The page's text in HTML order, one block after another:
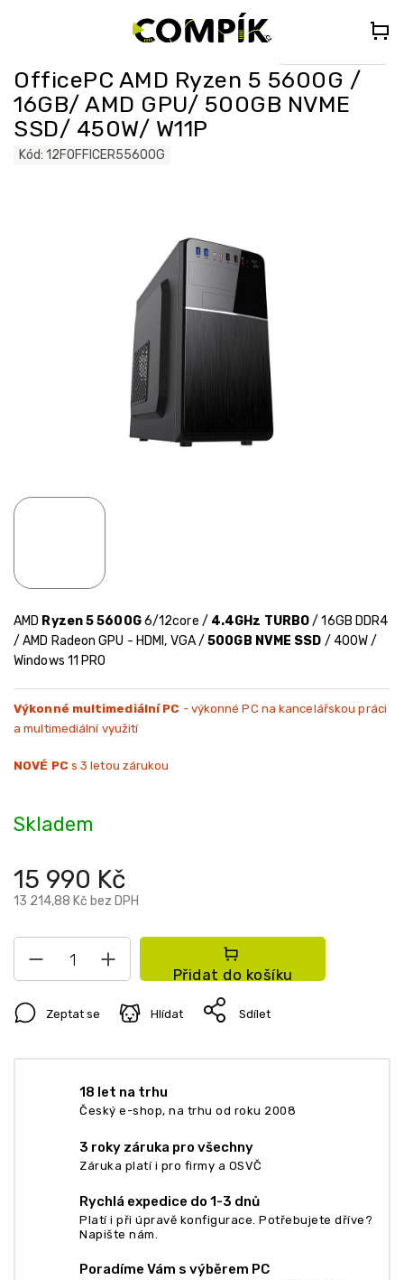
– Vyberte si Kingdom Come:
Deliverance II nebo Forza Horizon 5 (do poznámky uveďte „KCDII“
nebo „FORZA5“)
OfficePC AMD Ryzen 5 5600G /
16GB/ AMD GPU/ 500GB NVME
SSD/ 450W/ W11P
Kód: 12FOFFICER55600G
15 990 Kč
13 214,88 Kč bez DPH
Skladem
Přidat do košíku
AMD Ryzen 5 5600G6/12core / 4.4GHz TURBO/ 16GB DDR4
/ AMD Radeon GPU - HDMI, VGA /500GB NVME SSD / 400W /
Windows 11 PRO
Výkonné multimediální PC - výkonné PC na kancelářskou práci
a multimediální využití
NOVÉ PC s 3 letou zárukou
Zeptat se Hlídat Sdílet
18 let na trhu
Český e-shop, na trhu od roku 2008
3 roky záruka pro všechny
Záruka platí i pro firmy a OSVČ
Rychlá expedice do 1-3 dnů
Platí i při úpravě konfigurace. Potřebujete dříve?
Napište nám.
Poradíme Vám s výběrem PC